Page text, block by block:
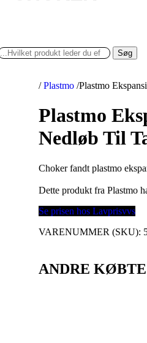
Søg
/ Plastmo /Plastmo
Plastmo
Nedløb Til
Choker fandt plastmo
Dette produkt fra Plastmo
Se prisen hos Lavprisvvs
VARENUMMER (SKU):
ANDRE